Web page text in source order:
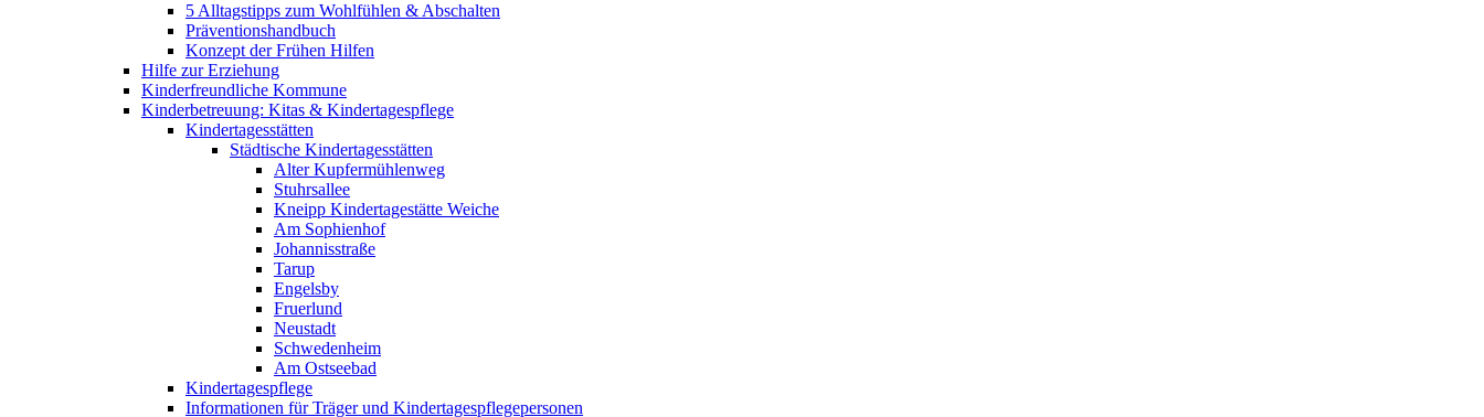
5 Alltagstipps zum Wohlfühlen & Abschalten
Präventionshandbuch
Konzept der Frühen Hilfen
Hilfe zur Erziehung
Kinderfreundliche Kommune
Kinderbetreuung: Kitas & Kindertagespflege
Kindertagesstätten
Städtische Kindertagesstätten
Alter Kupfermühlenweg
Stuhrsallee
Kneipp Kindertagestätte Weiche
Am Sophienhof
Johannisstraße
Tarup
Engelsby
Fruerlund
Neustadt
Schwedenheim
Am Ostseebad
Kindertagespflege
Informationen für Träger und Kindertagespflegepersonen